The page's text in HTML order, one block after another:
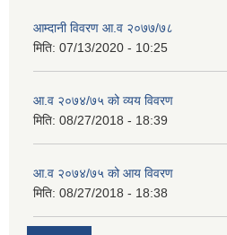
आम्दानी विवरण आ.व २०७७/७८
मिति: 07/13/2020 - 10:25
आ.व २०७४/७५ को व्यय विवरण
मिति: 08/27/2018 - 18:39
आ.व २०७४/७५ को आय विवरण
मिति: 08/27/2018 - 18:38